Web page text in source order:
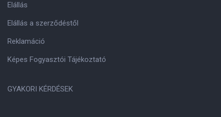
Elállás
Elállás a szerződéstől
Reklamáció
Képes Fogyasztói Tájékoztató
GYAKORI KÉRDÉSEK